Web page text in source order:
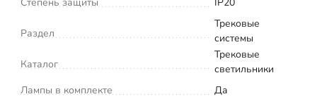
Раздел
Трековые
системы
Каталог
Трековые
светильники
Лампы в комплекте
Да